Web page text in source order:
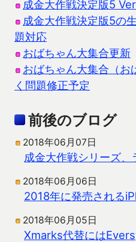
成金大作戦決定版5
成金大作戦決定版5の
題対応
おばちゃん大集合更新
おばちゃん大集合（お
く問題修正予定
前後のブログ
2018年06月07日
成金大作戦シリーズ
2018年06月06日
2018年に発売される
2018年06月05日
Xmarks代替には